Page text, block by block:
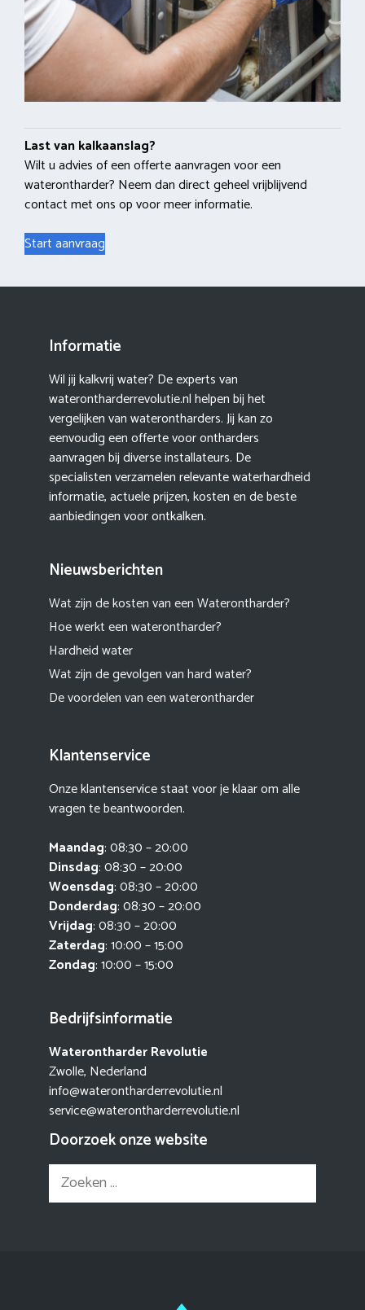
Last van kalkaanslag?
Wilt u advies of een offerte aanvragen voor een
waterontharder? Neem dan direct geheel vrijblijvend
contact met ons op voor meer informatie.
Start aanvraag
Informatie
Wil jij kalkvrij water? De experts van
waterontharderrevolutie.nl helpen bij het
vergelijken van waterontharders. Jij kan zo
eenvoudig een offerte voor ontharders
aanvragen bij diverse installateurs. De
specialisten verzamelen relevante waterhardheid
informatie, actuele prijzen, kosten en de beste
aanbiedingen voor ontkalken.
Nieuwsberichten
Wat zijn de kosten van een Waterontharder?
Hoe werkt een waterontharder?
Hardheid water
Wat zijn de gevolgen van hard water?
De voordelen van een waterontharder
Klantenservice
Onze klantenservice staat voor je klaar om alle
vragen te beantwoorden.
Maandag: 08:30 – 20:00
Dinsdag: 08:30 – 20:00
Woensdag: 08:30 – 20:00
Donderdag: 08:30 – 20:00
Vrijdag: 08:30 – 20:00
Zaterdag: 10:00 – 15:00
Zondag: 10:00 – 15:00
Bedrijfsinformatie
Waterontharder Revolutie
Zwolle, Nederland
info@waterontharderrevolutie.nl
service@waterontharderrevolutie.nl
Doorzoek onze website
Zoek
naar: